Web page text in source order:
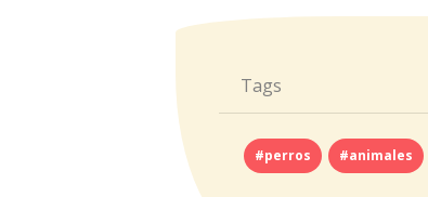
Tags
#perros #animales